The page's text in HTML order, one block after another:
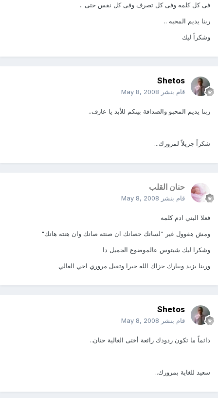
فى كل كلمه وفى كل تصرف وفى كل نفس حتى ..
ربنا يديم المحبه ..
وشكراً ليك
Shetos
قام بنشر May 8, 2008
ربنا يديم المحبو والصداقة بينكم للأبد يا عارف..
شكراً جزيلاً لمرورك...
حنان القلب
قام بنشر May 8, 2008
فعلا البني ادم كلمه
ومش هقوول غير "لسانك حصانك ان صنته صانك وان هنته هانك"
وشكرا ليك شيتوس عالموضوع الجميل دا
وربنا يزيد ويبارك جزاك الله خيرا وتقبل مروري اخي الغالي
Shetos
قام بنشر May 8, 2008
دائماً ما تكون ردودك رائعة أختى الغالية حنان..
سعيد للغاية بمرورك..